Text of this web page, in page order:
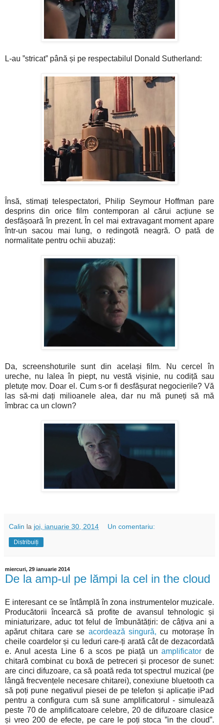
L-au ”stricat” până și pe respectabilul Donald Sutherland:
Însă, stimați telespectatori, Philip Seymour Hoffman pare
desprins din orice film contemporan al cărui acțiune se
desfășoară în prezent. În cel mai extravagant moment apare
într-un sacou mai lung, o redingotă neagră. O pată de
normalitate pentru ochii abuzați:
Da, screenshoturile sunt din același film. Nu cercel în
ureche, nu lalea în piept, nu vestă vișinie, nu codiță sau
pletuțe mov. Doar el. Cum s-or fi desfășurat negocierile? Vă
las să-mi dați milioanele alea, dar nu mă puneți să mă
îmbrac ca un clown?
Calin la joi, ianuarie 30, 2014 Un comentariu:
Distribuiți
miercuri, 29 ianuarie 2014
De la amp-ul pe lămpi la cel in the cloud
E interesant ce se întâmplă în zona instrumentelor muzicale.
Producătorii încearcă să profite de avansul tehnologic și
miniaturizare, aduc tot felul de îmbunătățiri: de câțiva ani a
apărut chitara care se acordează singură, cu motorașe în
cheile coardelor și cu leduri care-ți arată cât de dezacordată
e. Anul acesta Line 6 a scos pe piață unamplificator de
chitară combinat cu boxă de petreceri și procesor de sunet:
are cinci difuzoare, ca să poată reda tot spectrul muzical (pe
lângă frecvențele necesare chitarei), conexiune bluetooth ca
să poți pune negativul piesei de pe telefon și aplicație iPad
pentru a configura cum să sune amplificatorul - simulează
peste 70 de amplificatoare celebre, 20 de difuzoare clasice
și vreo 200 de efecte, pe care le poți stoca ”in the cloud”.